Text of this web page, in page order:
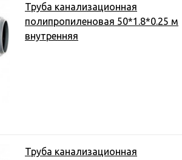
Труба канализационная
полипропиленовая 50*1.8*0.25 м
внутренняя
Труба канализационная